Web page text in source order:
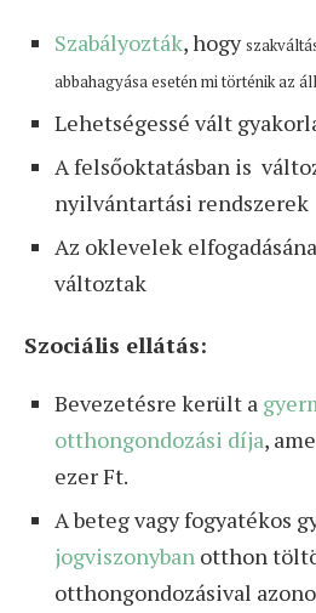
Szabályozták, hogy
abbahagyása esetén mi történik az
Lehetségessé vált
A felsőoktatásban is
nyilvántartási rendszerek
Az oklevelek
változtak
Szociális ellátás:
Bevezetésre került a
otthongondozási díja,
ezer Ft.
A beteg vagy fogyatékos
jogviszonyban otthon
otthongondozásival